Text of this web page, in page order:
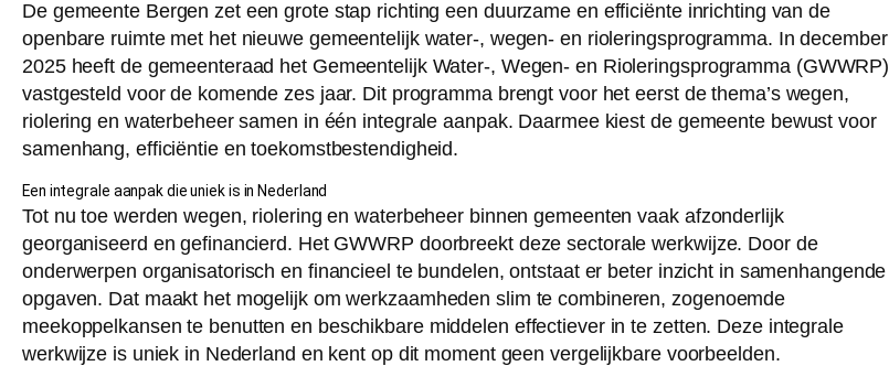
De gemeente Bergen zet een grote stap richting een duurzame en efficiënte inrichting van de
openbare ruimte met het nieuwe gemeentelijk water-, wegen- en rioleringsprogramma. In december
2025 heeft de gemeenteraad het Gemeentelijk Water-, Wegen- en Rioleringsprogramma (GWWRP)
vastgesteld voor de komende zes jaar. Dit programma brengt voor het eerst de thema’s wegen,
riolering en waterbeheer samen in één integrale aanpak. Daarmee kiest de gemeente bewust voor
samenhang, efficiëntie en toekomstbestendigheid.
Een integrale aanpak die uniek is in Nederland
Tot nu toe werden wegen, riolering en waterbeheer binnen gemeenten vaak afzonderlijk
georganiseerd en gefinancierd. Het GWWRP doorbreekt deze sectorale werkwijze. Door de
onderwerpen organisatorisch en financieel te bundelen, ontstaat er beter inzicht in samenhangende
opgaven. Dat maakt het mogelijk om werkzaamheden slim te combineren, zogenoemde
meekoppelkansen te benutten en beschikbare middelen effectiever in te zetten. Deze integrale
werkwijze is uniek in Nederland en kent op dit moment geen vergelijkbare voorbeelden.